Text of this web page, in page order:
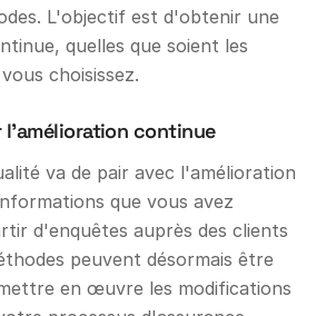
L'objectif est d'obtenir une
quelles que soient les
choisissez.
l'amélioration continue
va de pair avec l'amélioration
que vous avez
d'enquêtes auprès des clients
peuvent désormais être
en œuvre les modifications